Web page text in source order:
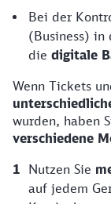
Bei der
(Business) in
die digitale
Wenn Tickets
wurden, haben
verschiedene
Nutzen Sie
auf jedem